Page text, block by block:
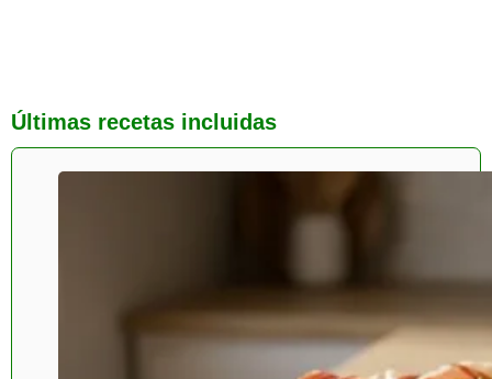
Últimas recetas incluidas